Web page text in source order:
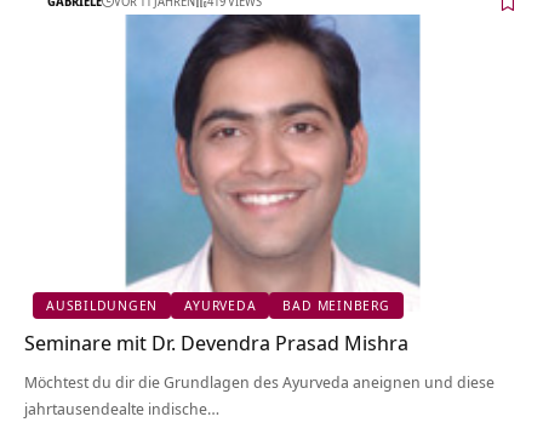
AUSBILDUNGEN AYURVEDA BAD MEINBERG
Seminare mit Dr. Devendra Prasad Mishra
Möchtest du dir die Grundlagen des Ayurveda aneignen und diese
jahrtausendealte indische…